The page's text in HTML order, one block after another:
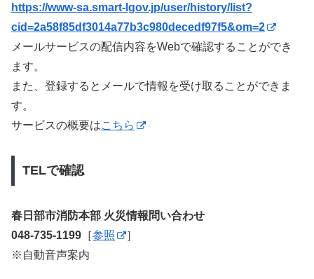
https://www-sa.smart-lgov.jp/user/history/list?
cid=2a58f85df3014a77b3c980decedf97f5&om=2
メールサービスの配信内容をWebで確認することができ
ます。
また、登録するとメールで情報を受け取ることができま
す。
サービスの概要はこちら
TELで確認
春日部市消防本部 火災情報問い合わせ
048-735-1199 ［参照
］
※自動音声案内